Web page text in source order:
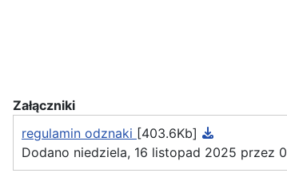
Załączniki
regulamin odznaki [403.6Kb]
Dodano niedziela, 16 listopad 2025 przez 0